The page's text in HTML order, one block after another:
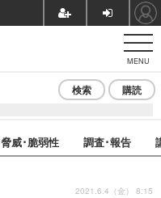
MENU
検索 購読
脅威･脆弱性 調査･報告
2021.6.4（金） 8:15